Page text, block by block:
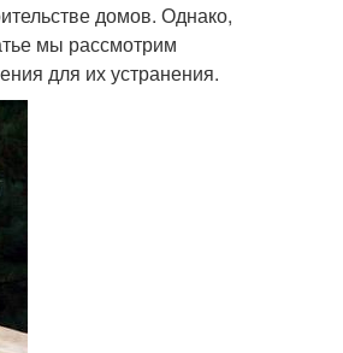
домов. Однако,
мы рассмотрим
для их устранения.